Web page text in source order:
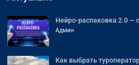
Нейро-распаковка 2.0 —
Админ
Как выбрать